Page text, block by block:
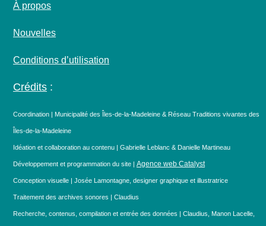
À propos
Nouvelles
Conditions d’utilisation
Crédits :
Coordination | Municipalité des Îles-de-la-Madeleine & Réseau Traditions vivantes des
Îles-de-la-Madeleine
Idéation et collaboration au contenu | Gabrielle Leblanc & Danielle Martineau
Développement et programmation du site | Agence web Catalyst
Conception visuelle | Josée Lamontagne, designer graphique et illustratrice
Traitement des archives sonores | Claudius
Recherche, contenus, compilation et entrée des données | Claudius, Manon Lacelle,